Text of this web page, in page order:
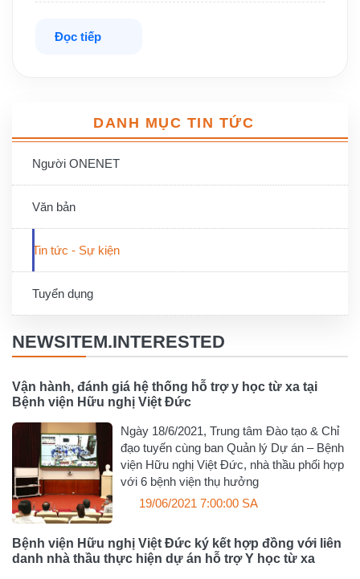
Đọc tiếp
DANH MỤC TIN TỨC
Người ONENET
Văn bản
Tin tức - Sự kiện
Tuyển dụng
NEWSITEM.INTERESTED
Vận hành, đánh giá hệ thống hỗ trợ y học từ xa tại
Bệnh viện Hữu nghị Việt Đức
Ngày 18/6/2021, Trung tâm Đào tạo & Chỉ
đạo tuyến cùng ban Quản lý Dự án – Bệnh
viện Hữu nghị Việt Đức, nhà thầu phối hợp
với 6 bệnh viện thụ hưởng
19/06/2021 7:00:00 SA
Bệnh viện Hữu nghị Việt Đức ký kết hợp đồng với liên
danh nhà thầu thực hiện dự án hỗ trợ Y học từ xa